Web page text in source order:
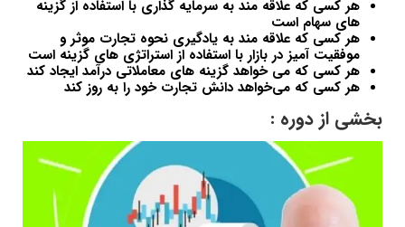
هر کسی که علاقه مند به سرمایه گذاری با استفاده از گزینه
های سهام است
هر کسی که علاقه مند به یادگیری نحوه تجارت موثر و
موفقیت آمیز در بازار با استفاده از استراتژی های گزینه است
هر کسی که می خواهد گزینه های معاملاتی درآمد ایجاد کند
هر کسی که می‌خواهد دانش تجارت خود را به روز کند
بخشی از دوره :